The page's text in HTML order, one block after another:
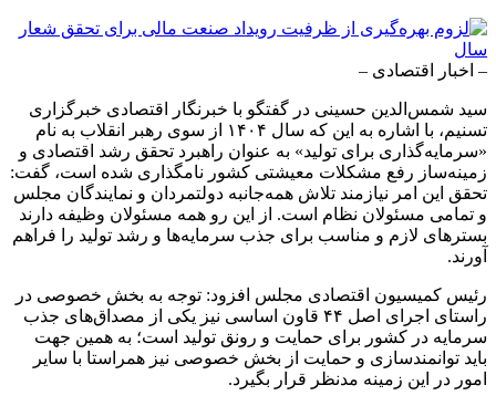
– اخبار اقتصادی –
سید شمس‌الدین حسینی در گفتگو با خبرنگار اقتصادی خبرگزاری
تسنیم، با اشاره به این که سال ۱۴۰۴ از سوی رهبر انقلاب به نام
«سرمایه‌گذاری برای تولید» به عنوان راهبرد تحقق رشد اقتصادی و
زمینه‌ساز رفع مشکلات معیشتی کشور نامگذاری شده است، گفت:
تحقق این امر نیازمند تلاش همه‌جانبه دولتمردان و نمایندگان مجلس
و تمامی مسئولان نظام است. از این رو همه مسئولان وظیفه دارند
بسترهای لازم و مناسب برای جذب سرمایه‌ها و رشد تولید را فراهم
آورند.
رئیس کمیسیون اقتصادی مجلس افزود: توجه به بخش خصوصی در
راستای اجرای اصل ۴۴ قاون اساسی نیز یکی از مصداق‌های جذب
سرمایه در کشور برای حمایت و رونق تولید است؛ به همین جهت
باید توانمندسازی و حمایت از بخش خصوصی نیز همراستا با سایر
امور در این زمینه مدنظر قرار بگیرد.